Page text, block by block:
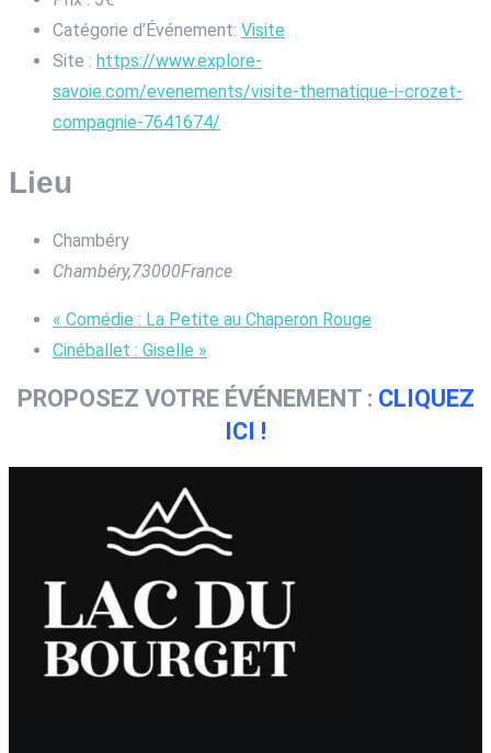
Catégorie d’Événement: Visite
Site : https://www.explore-
savoie.com/evenements/visite-thematique-i-crozet-
compagnie-7641674/
Lieu
Chambéry
Chambéry,73000France
« Comédie : La Petite au Chaperon Rouge
Cinéballet : Giselle »
PROPOSEZ VOTRE ÉVÉNEMENT : CLIQUEZ
ICI !